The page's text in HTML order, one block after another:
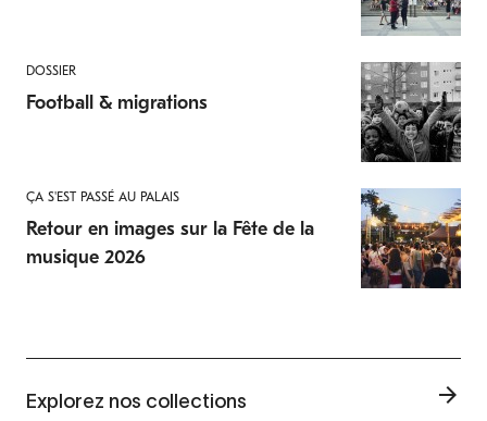
DOSSIER
Football & migrations
ÇA S'EST PASSÉ AU PALAIS
Retour en images sur la Fête de la
musique 2026
Explorez nos collections